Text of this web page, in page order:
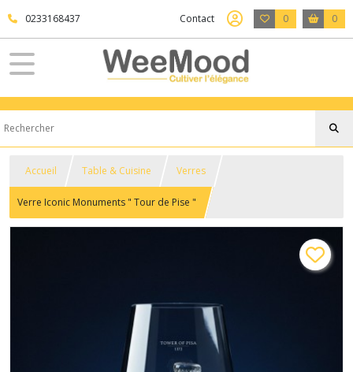
0233168437 Contact 0 0
Accueil Table & Cuisine Verres
Verre Iconic Monuments " Tour de Pise "